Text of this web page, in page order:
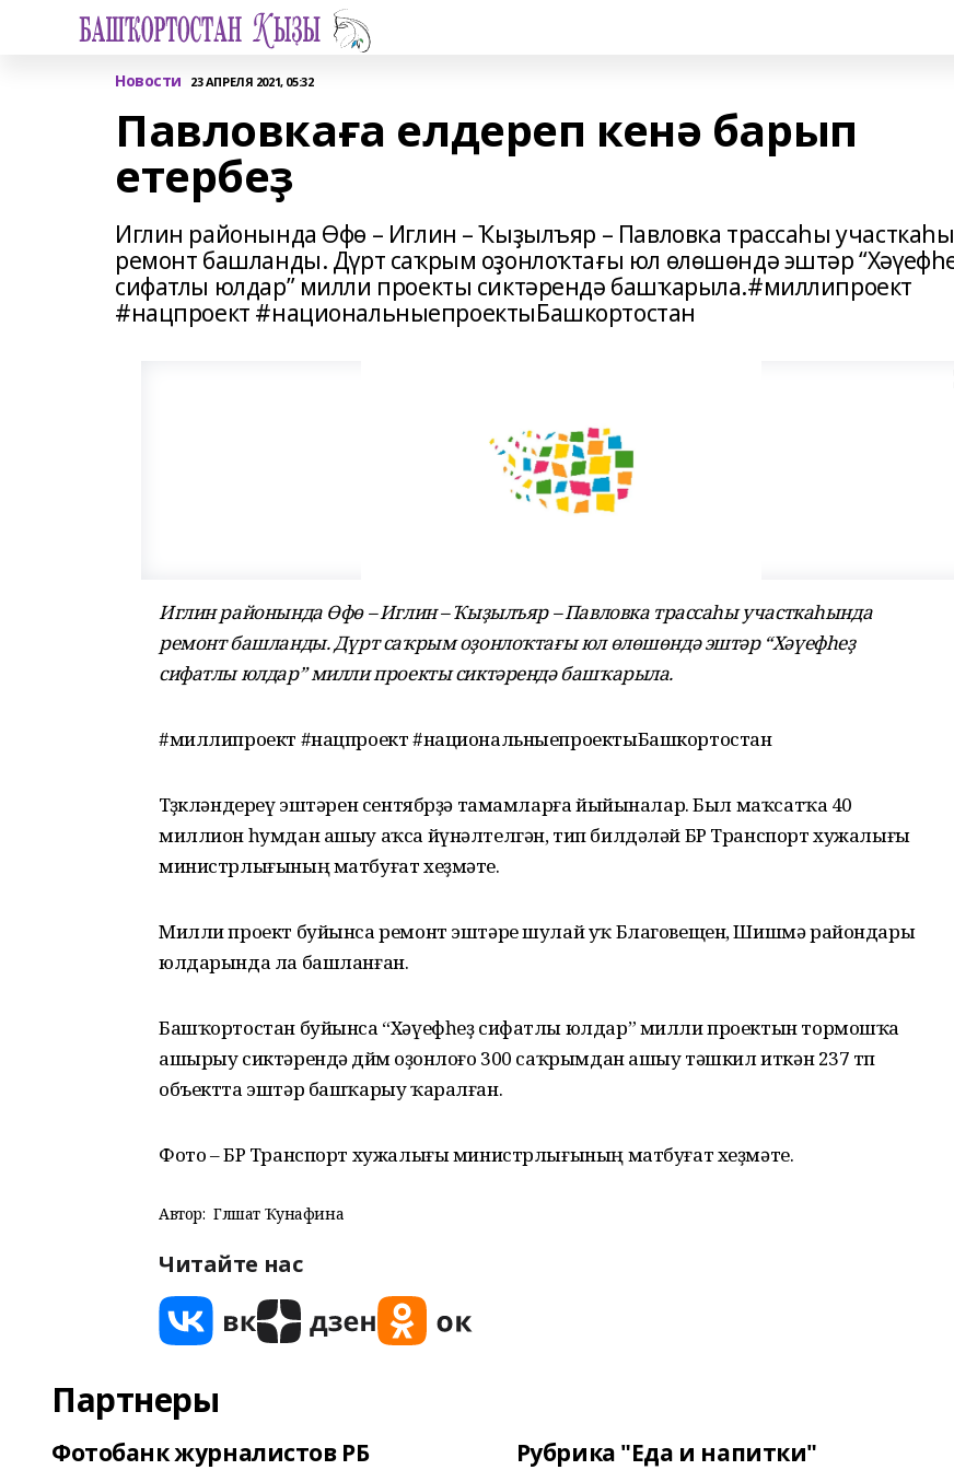
Новости 23 АПРЕЛЯ 2021, 05:32
Павловкаға елдереп кенә барып
етербеҙ
Иглин районында Өфө – Иглин – Ҡыҙылъяр – Павловка трассаһы
ремонт башланды. Дүрт саҡрым оҙонлоҡтағы юл өлөшөндә эштәр
сифатлы юлдар” милли проекты сиктәрендә башҡарыла.#миллипроект
#нацпроект #национальныепроектыБашкортостан
Иглин районында Өфө – Иглин – Ҡыҙылъяр – Павловка трассаһы участкаһында
ремонт башланды. Дүрт саҡрым оҙонлоҡтағы юл өлөшөндә эштәр “Хәүефһеҙ
сифатлы юлдар” милли проекты сиктәрендә башҡарыла.
#миллипроект #нацпроект #национальныепроектыБашкортостан
Төҙөкләндереү эштәрен сентябрҙә тамамларға йыйыналар. Был маҡсатҡа 40
миллион һумдан ашыу аҡса йүнәлтелгән, тип билдәләй БР Транспорт хужалығы
министрлығының матбуғат хеҙмәте.
Милли проект буйынса ремонт эштәре шулай уҡ Благовещен, Шишмә райондары
юлдарында ла башланған.
Башҡортостан буйынса “Хәүефһеҙ сифатлы юлдар” милли проектын тормошҡа
ашырыу сиктәрендә дөйөм оҙонлоғо 300 саҡрымдан ашыу тәшкил иткән 237 төп
объектта эштәр башҡарыу ҡаралған.
Фото – БР Транспорт хужалығы министрлығының матбуғат хеҙмәте.
Автор: Гөлшат Ҡунафина
Читайте нас
Партнеры
Фотобанк журналистов РБ Рубрика "Еда и напитки"